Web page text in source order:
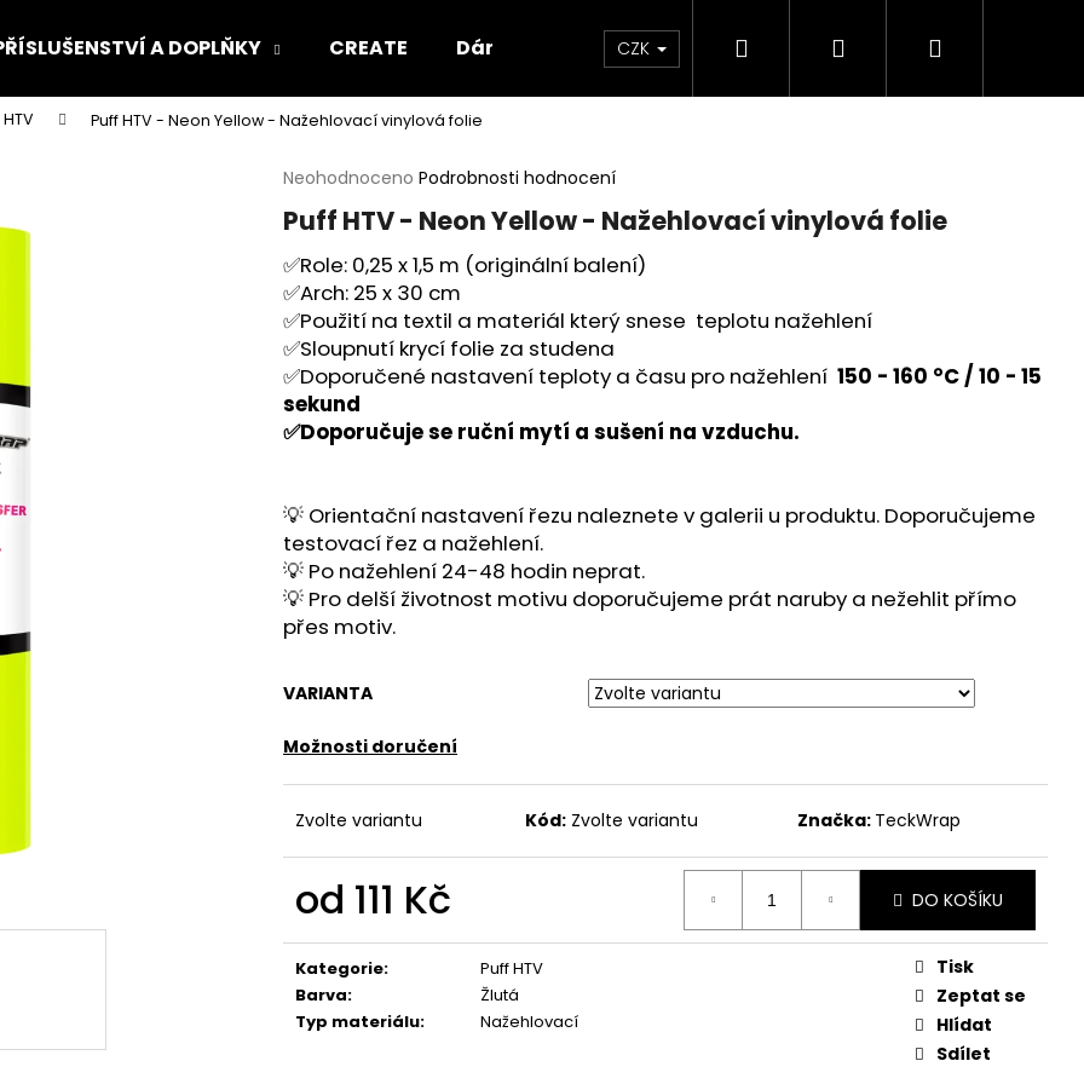
A DOPLŇKY CREATE Dárkový poukaz BLEŠÍ TRH🛍️ Doprava a platba
CZK Hledat PřihlášeníNákupní
Puff HTV - Neon Yellow - Nažehlovací vinylová folie
Průměrné
produktu
0,0
z
5
hvězdiček.
Neohodnoceno Podrobnosti hodnocení
Puff HTV - Neon Yellow - Nažehlovací vinylová folie
✅Role: 0,25 x 1,5 m (originální balení)
✅Arch: 25 x 30 cm
✅Použití na textil a materiál který snese teplotu nažehlení
✅Sloupnutí krycí folie za studena
✅Doporučené nastavení teploty a času pro nažehlení 150 - 160 °C / 10 - 15
sekund
✅Doporučuje se ruční mytí a sušení na vzduchu.
💡 Orientační nastavení řezu naleznete v galerii u produktu. Doporučujeme
testovací řez a nažehlení.
💡 Po nažehlení 24-48 hodin neprat.
💡 Pro delší životnost motivu doporučujeme prát naruby a nežehlit přímo
přes motiv.
VARIANTA
Možnosti doručení
Zvolte variantu Kód: Zvolte variantu Značka: TeckWrap
od 111 Kč DO KOŠÍKU
Kategorie:
Puff HTV
Barva:
Žlutá
Typ materiálu: Nažehlovací
Tisk
Zeptat se
Hlídat
Sdílet
Co potřebujete najít?
HLEDAT